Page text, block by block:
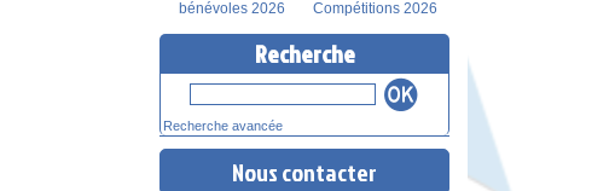
bénévoles 2026
Compétitions 2026
Recherche
Recherche avancée
Nous contacter